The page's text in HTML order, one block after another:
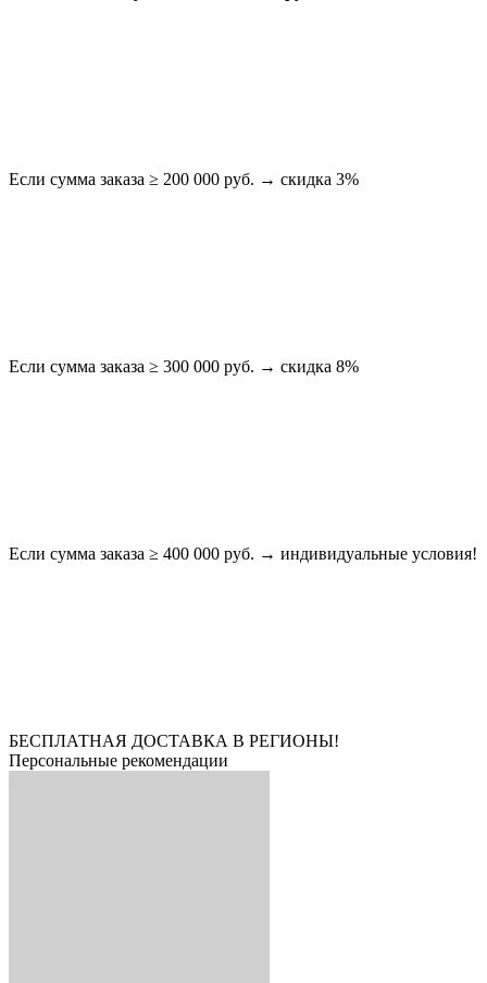
Если сумма заказа ≥ 200 000 руб. → скидка 3%
Если сумма заказа ≥ 300 000 руб. → скидка 8%
Если сумма заказа ≥ 400 000 руб. → индивидуальные условия!
БЕСПЛАТНАЯ ДОСТАВКА В РЕГИОНЫ!
Персональные рекомендации